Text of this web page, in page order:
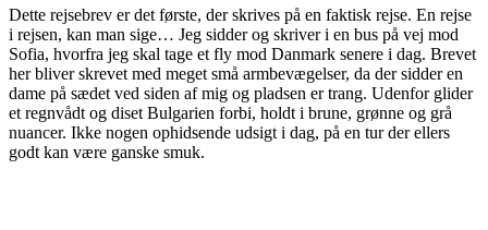
Dette rejsebrev er det første, der skrives på en faktisk rejse. En rejse
i rejsen, kan man sige… Jeg sidder og skriver i en bus på vej mod
Sofia, hvorfra jeg skal tage et fly mod Danmark senere i dag. Brevet
her bliver skrevet med meget små armbevægelser, da der sidder en
dame på sædet ved siden af mig og pladsen er trang. Udenfor glider
et regnvådt og diset Bulgarien forbi, holdt i brune, grønne og grå
nuancer. Ikke nogen ophidsende udsigt i dag, på en tur der ellers
godt kan være ganske smuk.